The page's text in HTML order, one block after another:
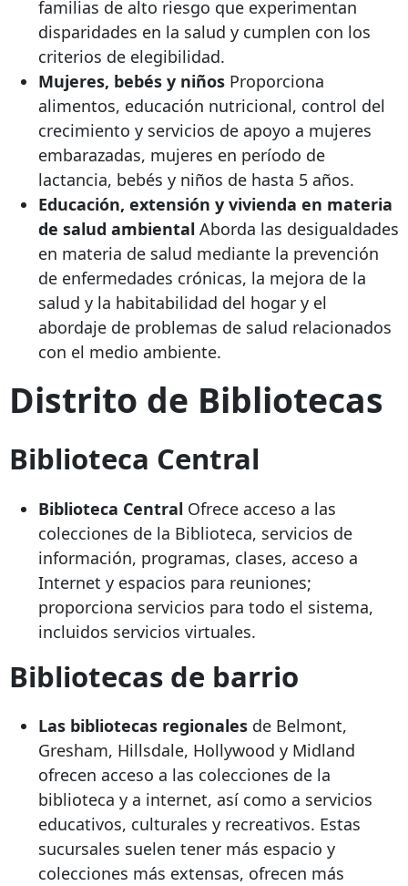
familias de alto riesgo que experimentan
disparidades en la salud y cumplen con los
criterios de elegibilidad.
Mujeres, bebés y niños Proporciona
alimentos, educación nutricional, control del
crecimiento y servicios de apoyo a mujeres
embarazadas, mujeres en período de
lactancia, bebés y niños de hasta 5 años.
Educación, extensión y vivienda en materia
de salud ambiental Aborda las desigualdades
en materia de salud mediante la prevención
de enfermedades crónicas, la mejora de la
salud y la habitabilidad del hogar y el
abordaje de problemas de salud relacionados
con el medio ambiente.
Distrito de Bibliotecas
Biblioteca Central
Biblioteca Central Ofrece acceso a las
colecciones de la Biblioteca, servicios de
información, programas, clases, acceso a
Internet y espacios para reuniones;
proporciona servicios para todo el sistema,
incluidos servicios virtuales.
Bibliotecas de barrio
Las bibliotecas regionales de Belmont,
Gresham, Hillsdale, Hollywood y Midland
ofrecen acceso a las colecciones de la
biblioteca y a internet, así como a servicios
educativos, culturales y recreativos. Estas
sucursales suelen tener más espacio y
colecciones más extensas, ofrecen más